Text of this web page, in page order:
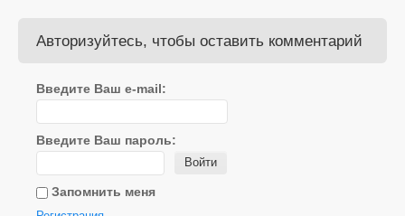
Авторизуйтесь, чтобы оставить комментарий
Введите Ваш e-mail:
Введите Ваш пароль:
Войти
Запомнить меня